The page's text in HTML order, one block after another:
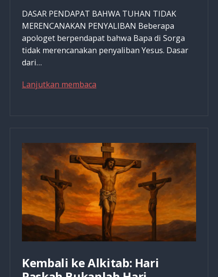
DASAR PENDAPAT BAHWA TUHAN TIDAK
MERENCANAKAN PENYALIBAN Beberapa
apologet berpendapat bahwa Bapa di Sorga
tidak merencanakan penyaliban Yesus. Dasar
dari…
Lanjutkan membaca
Tuhan
&
Iblis,
Ini
Penjelasannya
Kembali ke Alkitab: Hari